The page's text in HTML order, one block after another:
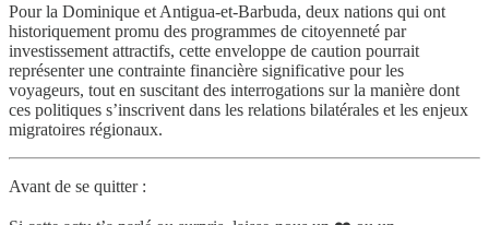
Pour la Dominique et Antigua-et-Barbuda, deux nations qui ont
historiquement promu des programmes de citoyenneté par
investissement attractifs, cette enveloppe de caution pourrait
représenter une contrainte financière significative pour les
voyageurs, tout en suscitant des interrogations sur la manière dont
ces politiques s’inscrivent dans les relations bilatérales et les enjeux
migratoires régionaux.
Avant de se quitter :